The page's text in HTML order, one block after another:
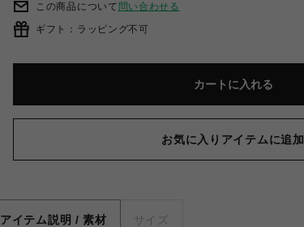
この商品について 問い合わせる
ギフト：ラッピング不可
カートに入れる
お気に入りアイテムに追加
アイテム説明 / 素材 サイズ